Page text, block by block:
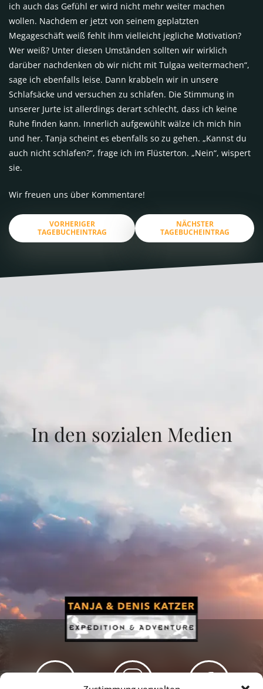
ich auch das Gefühl er wird nicht mehr weiter machen
wollen. Nachdem er jetzt von seinem geplatzten
Megageschäft weiß fehlt ihm vielleicht jegliche Motivation?
Wer weiß? Unter diesen Umständen sollten wir wirklich
darüber nachdenken ob wir nicht mit Tulgaa weitermachen“,
sage ich ebenfalls leise. Dann krabbeln wir in unsere
Schlafsäcke und versuchen zu schlafen. Die Stimmung in
unserer Jurte ist allerdings derart schlecht, dass ich keine
Ruhe finden kann. Innerlich aufgewühlt wälze ich mich hin
und her. Tanja scheint es ebenfalls so zu gehen. „Kannst du
auch nicht schlafen?“, frage ich im Flüsterton. „Nein“, wispert
sie.
Wir freuen uns über Kommentare!
VORHERIGER
TAGEBUCHEINTRAG
NÄCHSTER
TAGEBUCHEINTRAG
In den sozialen Medien